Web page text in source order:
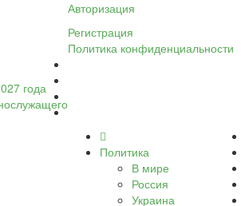
года
Авторизация
Регистрация
Политика конфиденциальности
Политика
В мире
Россия
Украина